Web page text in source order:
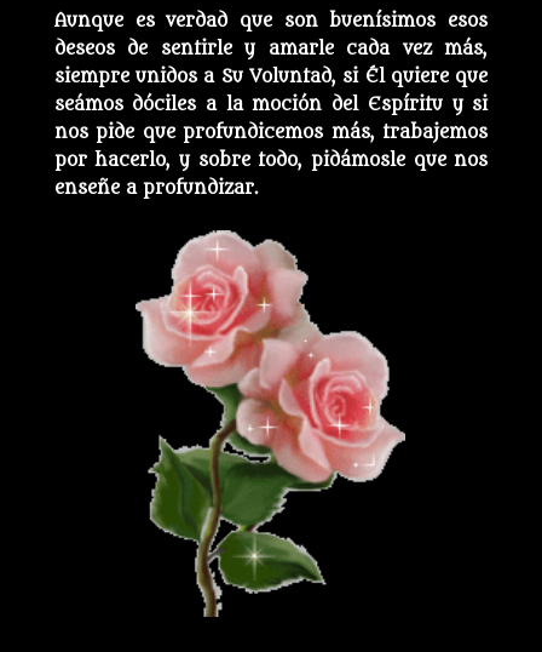
Aunque es verdad que son buenísimos esos
deseos de sentirle y amarle cada vez más,
siempre unidos a Su Voluntad, si Él quiere que
seámos dóciles a la moción del Espíritu y si
nos pide que profundicemos más, trabajemos
por hacerlo, y sobre todo, pidámosle que nos
enseñe a profundizar.